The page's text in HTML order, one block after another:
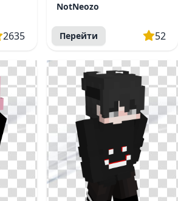
2635
NotNeozo
Перейти 52